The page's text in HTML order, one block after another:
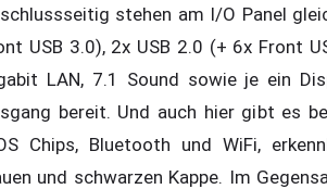
stehen am I/O Panel
USB 3.0), 2x USB 2.0 (+ 6x Front
LAN, 7.1 Sound sowie je ein
bereit. Und auch hier gibt es
Chips, Bluetooth und WiFi,
und schwarzen Kappe. Im